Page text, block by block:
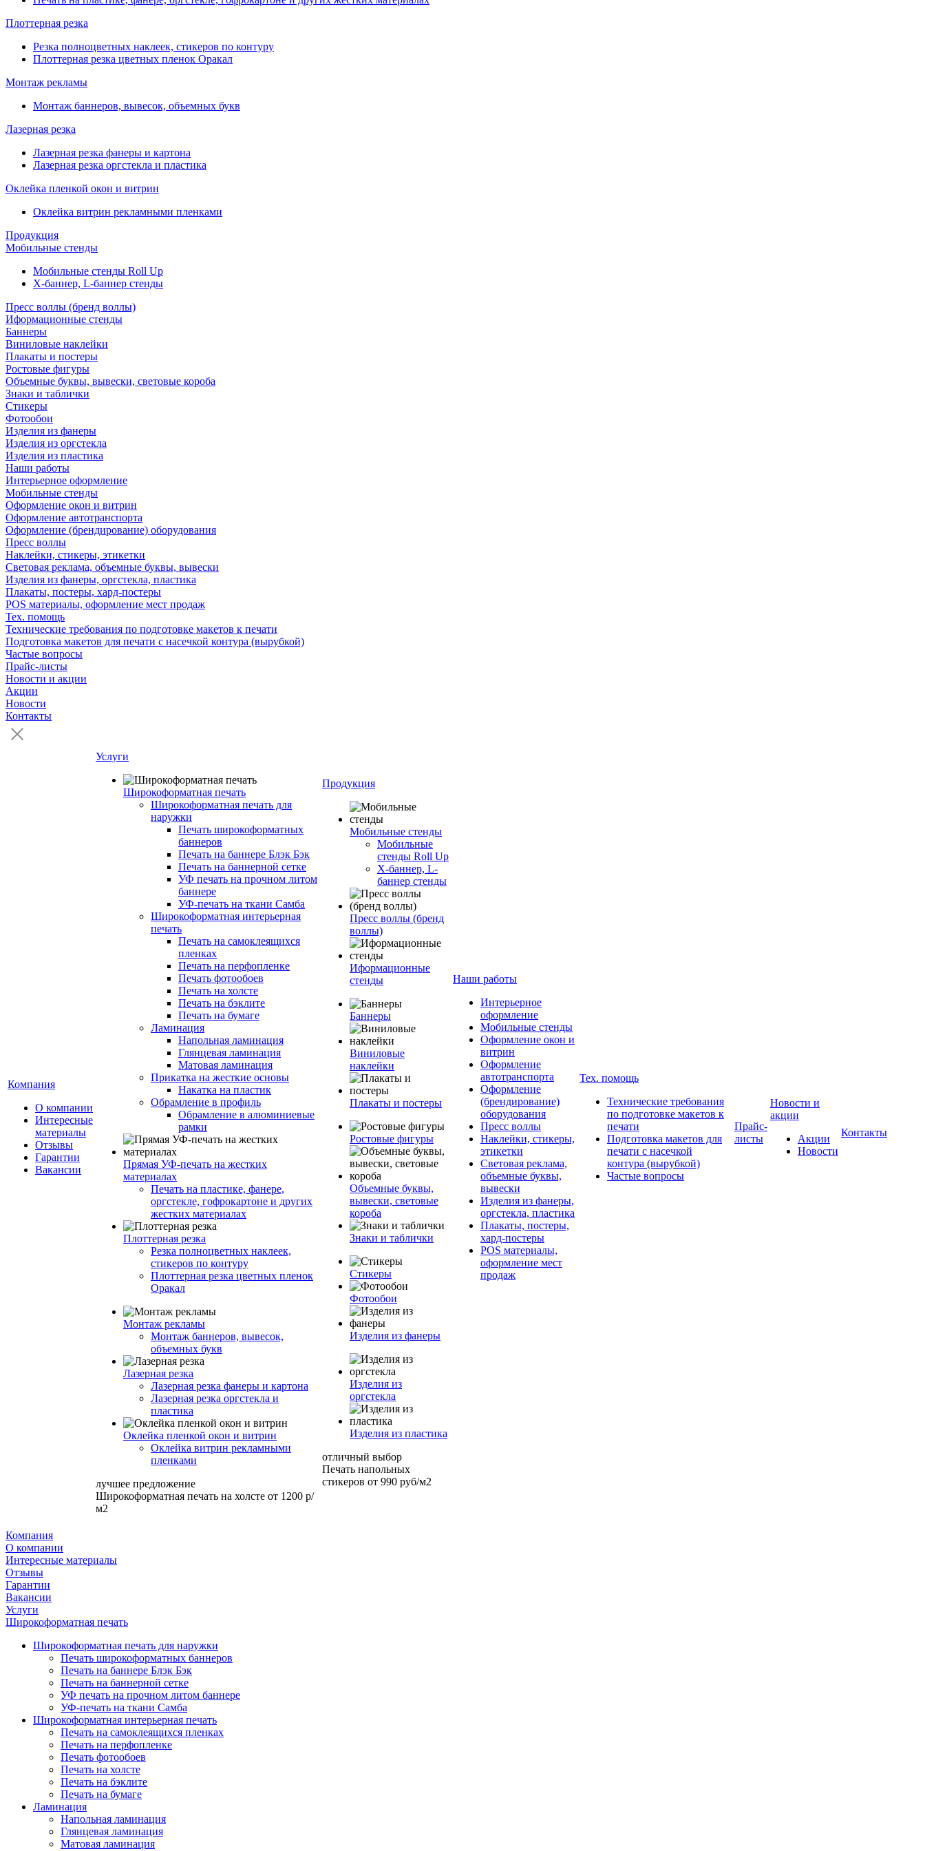
Плоттерная резка
Резка полноцветных наклеек, стикеров по контуру
Плоттерная резка цветных пленок Оракал
Монтаж рекламы
Монтаж баннеров, вывесок, объемных букв
Лазерная резка
Лазерная резка фанеры и картона
Лазерная резка оргстекла и пластика
Оклейка пленкой окон и витрин
Оклейка витрин рекламными пленками
Продукция
Мобильные стенды
Мобильные стенды Roll Up
Х-баннер, L-баннер стенды
Пресс воллы (бренд воллы)
Иформационные стенды
Баннеры
Виниловые наклейки
Плакаты и постеры
Ростовые фигуры
Объемные буквы, вывески, световые короба
Знаки и таблички
Стикеры
Фотообои
Изделия из фанеры
Изделия из оргстекла
Изделия из пластика
Наши работы
Интерьерное оформление
Мобильные стенды
Оформление окон и витрин
Оформление автотранспорта
Оформление (брендирование) оборудования
Пресс воллы
Наклейки, стикеры, этикетки
Световая реклама, объемные буквы, вывески
Изделия из фанеры, оргстекла, пластика
Плакаты, постеры, хард-постеры
POS материалы, оформление мест продаж
Тех. помощь
Технические требования по подготовке макетов к печати
Подготовка макетов для печати с насечкой контура (вырубкой)
Частые вопросы
Прайс-листы
Новости и акции
Акции
Новости
Контакты
Компания
О компании
Интересные
материалы
Отзывы
Гарантии
Вакансии
Услуги
Широкоформатная печать
Широкоформатная печать для
наружки
Печать широкоформатных
баннеров
Печать на баннере Блэк Бэк
Печать на баннерной сетке
УФ печать на прочном литом
баннере
УФ-печать на ткани Самба
Широкоформатная интерьерная
печать
Печать на самоклеящихся
пленках
Печать на перфопленке
Печать фотообоев
Печать на холсте
Печать на бэклите
Печать на бумаге
Ламинация
Напольная ламинация
Глянцевая ламинация
Матовая ламинация
Прикатка на жесткие основы
Накатка на пластик
Обрамление в профиль
Обрамление в алюминиевые
рамки
Прямая УФ-печать на жестких
материалах
Печать на пластике, фанере,
оргстекле, гофрокартоне и других
жестких материалах
Плоттерная резка
Резка полноцветных наклеек,
стикеров по контуру
Плоттерная резка цветных пленок
Оракал
Монтаж рекламы
Монтаж баннеров, вывесок,
объемных букв
Лазерная резка
Лазерная резка фанеры и картона
Лазерная резка оргстекла и
пластика
Оклейка пленкой окон и витрин
Оклейка витрин рекламными
пленками
лучшее предложение
Широкоформатная печать на холсте от 1200 р/
м2
Продукция
Мобильные стенды
Мобильные
стенды Roll Up
Х-баннер, L-
баннер стенды
Пресс воллы (бренд
воллы)
Иформационные
стенды
Баннеры
Виниловые
наклейки
Плакаты и постеры
Ростовые фигуры
Объемные буквы,
вывески, световые
короба
Знаки и таблички
Стикеры
Фотообои
Изделия из фанеры
Изделия из
оргстекла
Изделия из пластика
отличный выбор
Печать напольных
стикеров от 990 руб/м2
Наши работы
Интерьерное
оформление
Мобильные стенды
Оформление окон и
витрин
Оформление
автотранспорта
Оформление
(брендирование)
оборудования
Пресс воллы
Наклейки, стикеры,
этикетки
Световая реклама,
объемные буквы,
вывески
Изделия из фанеры,
оргстекла, пластика
Плакаты, постеры,
хард-постеры
POS материалы,
оформление мест
продаж
Тех. помощь
Технические требования
по подготовке макетов к
печати
Подготовка макетов для
печати с насечкой
контура (вырубкой)
Частые вопросы
Прайс-
листы
Новости и
акции
Акции
Новости
Контакты
Компания
О компании
Интересные материалы
Отзывы
Гарантии
Вакансии
Услуги
Широкоформатная печать
Широкоформатная печать для наружки
Печать широкоформатных баннеров
Печать на баннере Блэк Бэк
Печать на баннерной сетке
УФ печать на прочном литом баннере
УФ-печать на ткани Самба
Широкоформатная интерьерная печать
Печать на самоклеящихся пленках
Печать на перфопленке
Печать фотообоев
Печать на холсте
Печать на бэклите
Печать на бумаге
Ламинация
Напольная ламинация
Глянцевая ламинация
Матовая ламинация